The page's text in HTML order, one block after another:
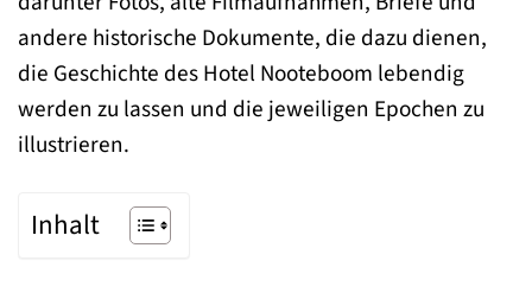
andere historische Dokumente, die dazu dienen,
die Geschichte des Hotel Nooteboom lebendig
werden zu lassen und die jeweiligen Epochen zu
illustrieren.
Inhalt